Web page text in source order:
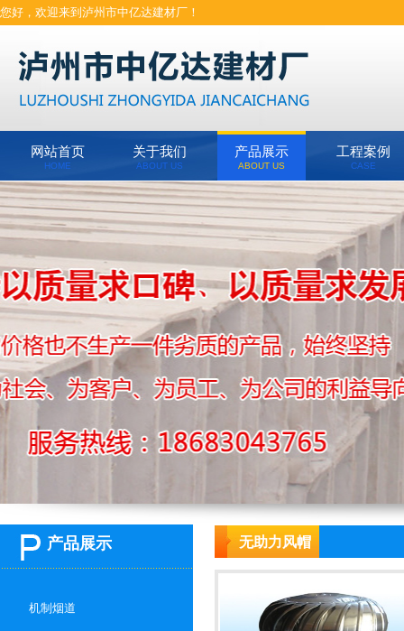
您好，欢迎来到泸州市中亿达建材厂！
网站首页
HOME
关于我们
ABOUT US
产品展示
ABOUT US
工程案例
CASE
图文动态
产品展示
机制烟道
无助力风帽